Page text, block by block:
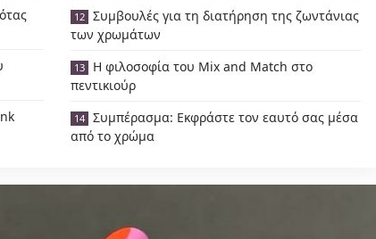
Συμβουλές για τη διατήρηση της ζωντάνιας
των χρωμάτων
Η φιλοσοφία του Mix and Match στο
πεντικιούρ
Συμπέρασμα: Εκφράστε τον εαυτό σας μέσα
από το χρώμα